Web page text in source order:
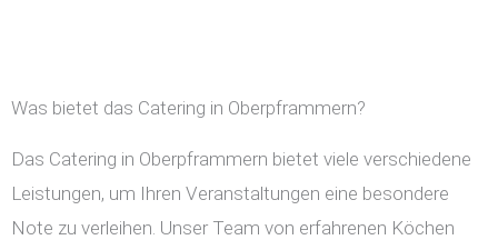
Was bietet das Catering in Oberpframmern?
Das Catering in Oberpframmern bietet viele verschiedene
Leistungen, um Ihren Veranstaltungen eine besondere
Note zu verleihen. Unser Team von erfahrenen Köchen